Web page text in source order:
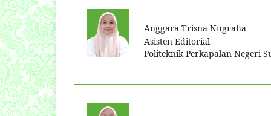
Anggara Trisna Nugraha
Asisten Editorial
Politeknik Perkapalan Negeri